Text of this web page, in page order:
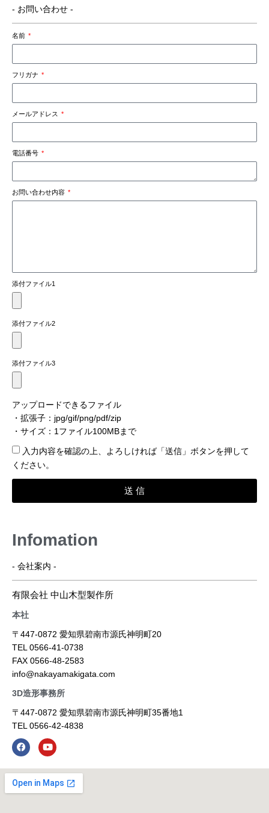
- お問い合わせ -
名前
フリガナ
メールアドレス
電話番号
お問い合わせ内容
添付ファイル1
添付ファイル2
添付ファイル3
アップロードできるファイル
・拡張子：jpg/gif/png/pdf/zip
・サイズ：1ファイル100MBまで
入力内容を確認​の上、よろしければ「送信」ボタンを押して
ください。
送 信
Infomation
- 会社案内 -
有限会社 中山木型製作所
本社
〒447-0872 愛知県碧南市源氏神明町20
TEL 0566-41-0738
FAX 0566-48-2583
info@nakayamakigata.com
3D造形事務所
〒447-0872 愛知県碧南市源氏神明町35番地1
TEL 0566-42-4838